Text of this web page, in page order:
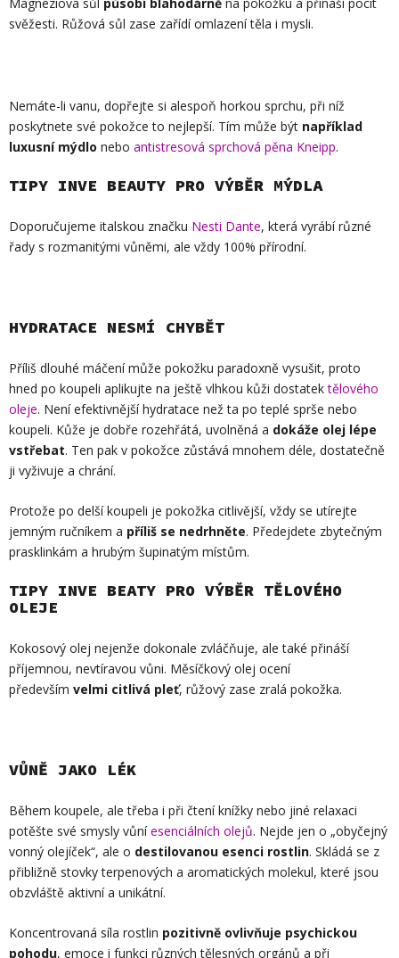
svěžesti. Růžová sůl zase zařídí omlazení těla i mysli.
Nemáte-li vanu, dopřejte si alespoň horkou sprchu, při níž
poskytnete své pokožce to nejlepší. Tím může být například
luxusní mýdlo nebo antistresová sprchová pěna Kneipp.
TIPY INVE BEAUTY PRO VÝBĚR MÝDLA
Doporučujeme italskou značku Nesti Dante, která vyrábí různé
řady s rozmanitými vůněmi, ale vždy 100% přírodní.
HYDRATACE NESMÍ CHYBĚT
Příliš dlouhé máčení může pokožku paradoxně vysušit, proto
hned po koupeli aplikujte na ještě vlhkou kůži dostatektělového
oleje. Není efektivnější hydratace než ta po teplé sprše nebo
koupeli. Kůže je dobře rozehřátá, uvolněná a dokáže olej lépe
vstřebat. Ten pak v pokožce zůstává mnohem déle, dostatečně
ji vyživuje a chrání.
Protože po delší koupeli je pokožka citlivější, vždy se utírejte
jemným ručníkem a příliš se nedrhněte. Předejdete zbytečným
prasklinkám a hrubým šupinatým místům.
TIPY INVE BEATY PRO VÝBĚR TĚLOVÉHO
OLEJE
Kokosový olej nejenže dokonale zvláčňuje, ale také přináší
příjemnou, nevtíravou vůni. Měsíčkový olej ocení
především velmi citlivá pleť, růžový zase zralá pokožka.
VŮNĚ JAKO LÉK
Během koupele, ale třeba i při čtení knížky nebo jiné relaxaci
potěšte své smysly vůníesenciálních olejů. Nejde jen o „obyčejný
vonný olejíček“, ale o destilovanou esenci rostlin. Skládá se z
přibližně stovky terpenových a aromatických molekul, které jsou
obzvláště aktivní a unikátní.
Koncentrovaná síla rostlin pozitivně ovlivňuje psychickou
pohodu, emoce i funkci různých tělesných orgánů a při